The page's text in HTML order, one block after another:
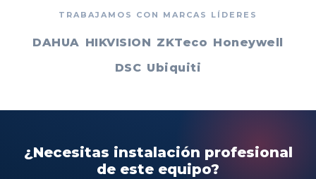
TRABAJAMOS CON MARCAS LÍDERES
DAHUA HIKVISION ZKTeco Honeywell
DSC Ubiquiti
¿Necesitas instalación profesional
de este equipo?